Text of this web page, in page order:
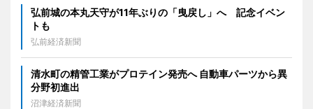
弘前城の本丸天守が11年ぶりの「曳戻し」へ 記念イベン
トも
弘前経済新聞
清水町の精管工業がプロテイン発売へ 自動車パーツから異
分野初進出
沼津経済新聞